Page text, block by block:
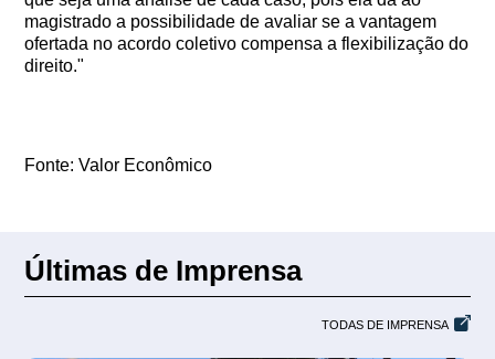
magistrado a possibilidade de avaliar se a vantagem
ofertada no acordo coletivo compensa a flexibilização do
direito."
Fonte: Valor Econômico
Últimas de Imprensa
TODAS DE IMPRENSA